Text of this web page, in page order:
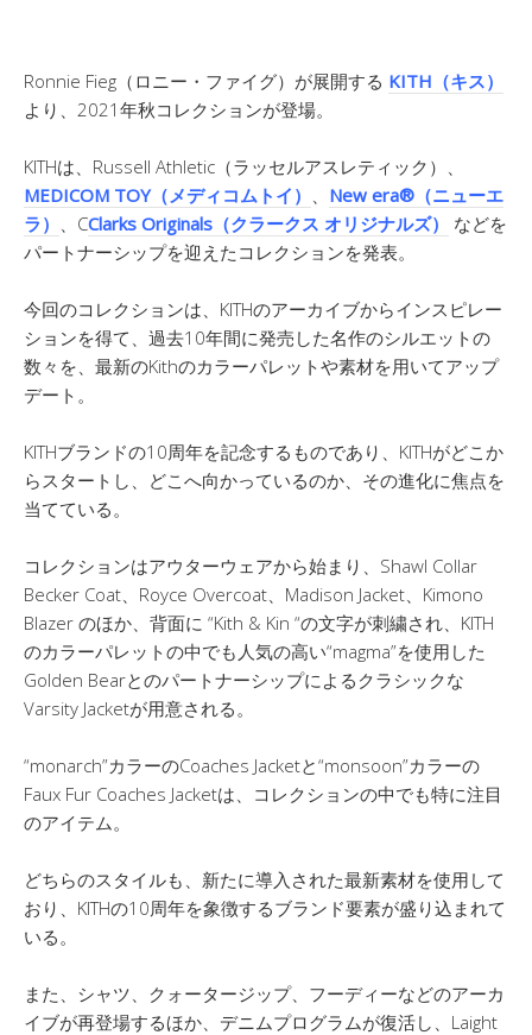
Ronnie Fieg（ロニー・ファイグ）が展開する KITH（キス）
より、2021年秋コレクションが登場。
KITHは、Russell Athletic（ラッセルアスレティック）、
MEDICOM TOY（メディコムトイ）
New era®（ニューエ
ラ）
、CClarks Originals（クラークス オリジナルズ）
などを
パートナーシップを迎えたコレクションを発表。
今回のコレクションは、KITHのアーカイブからインスピレー
ションを得て、過去10年間に発売した名作のシルエットの
数々を、最新のKithのカラーパレットや素材を用いてアップ
デート。
KITHブランドの10周年を記念するものであり、KITHがどこか
らスタートし、どこへ向かっているのか、その進化に焦点を
当てている。
コレクションはアウターウェアから始まり、Shawl Collar
Becker Coat、Royce Overcoat、Madison Jacket、Kimono
Blazer のほか、背面に “Kith & Kin “の文字が刺繍され、KITH
のカラーパレットの中でも人気の高い“magma”を使用した
Golden Bearとのパートナーシップによるクラシックな
Varsity Jacketが用意される。
“monarch”カラーのCoaches Jacketと“monsoon”カラーの
Faux Fur Coaches Jacketは、コレクションの中でも特に注目
のアイテム。
どちらのスタイルも、新たに導入された最新素材を使用して
おり、KITHの10周年を象徴するブランド要素が盛り込まれて
いる。
また、シャツ、クォータージップ、フーディーなどのアーカ
イブが再登場するほか、デニムプログラムが復活し、Laight